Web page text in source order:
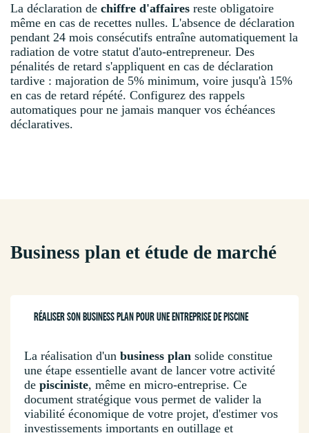
La déclaration de chiffre d'affaires reste obligatoire
même en cas de recettes nulles. L'absence de déclaration
pendant 24 mois consécutifs entraîne automatiquement la
radiation de votre statut d'auto-entrepreneur. Des
pénalités de retard s'appliquent en cas de déclaration
tardive : majoration de 5% minimum, voire jusqu'à 15%
en cas de retard répété. Configurez des rappels
automatiques pour ne jamais manquer vos échéances
déclaratives.
Business plan et étude de marché
RÉALISER SON BUSINESS PLAN POUR UNE ENTREPRISE DE PISCINE
La réalisation d'un business plan solide constitue
une étape essentielle avant de lancer votre activité
de pisciniste, même en micro-entreprise. Ce
document stratégique vous permet de valider la
viabilité économique de votre projet, d'estimer vos
investissements importants en outillage et